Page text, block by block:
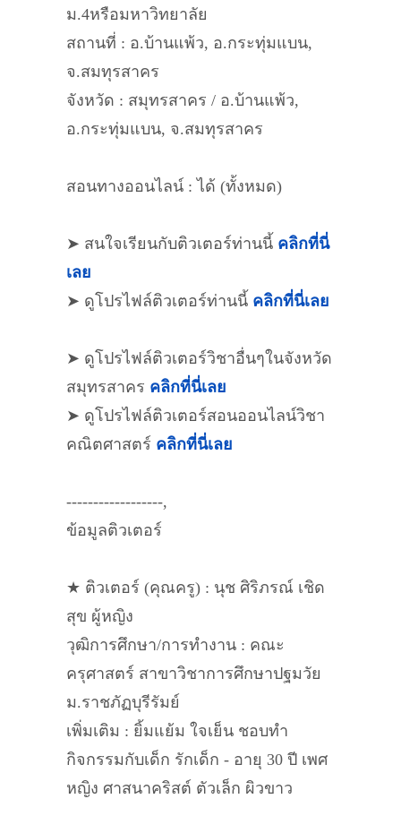
ม.4หรือมหาวิทยาลัย
สถานที่ : อ.บ้านแพ้ว, อ.กระทุ่มแบน,
จ.สมทุรสาคร
จังหวัด : สมุทรสาคร / อ.บ้านแพ้ว,
อ.กระทุ่มแบน, จ.สมทุรสาคร
สอนทางออนไลน์ : ได้ (ทั้งหมด)
➤ สนใจเรียนกับติวเตอร์ท่านนี้ คลิกที่นี่
เลย
➤ ดูโปรไฟล์ติวเตอร์ท่านนี้ คลิกที่นี่เลย
➤ ดูโปรไฟล์ติวเตอร์วิชาอื่นๆในจังหวัด
สมุทรสาคร คลิกที่นี่เลย
➤ ดูโปรไฟล์ติวเตอร์สอนออนไลน์วิชา
คณิตศาสตร์ คลิกที่นี่เลย
------------------,
ข้อมูลติวเตอร์
★ ติวเตอร์ (คุณครู) : นุช ศิริภรณ์ เชิด
สุข ผู้หญิง
วุฒิการศึกษา/การทำงาน : คณะ
ครุศาสตร์ สาขาวิชาการศึกษาปฐมวัย
ม.ราชภัฏบุรีรัมย์
เพิ่มเติม : ยิ้มแย้ม ใจเย็น ชอบทำ
กิจกรรมกับเด็ก รักเด็ก - อายุ 30 ปี เพศ
หญิง ศาสนาคริสต์ ตัวเล็ก ผิวขาว